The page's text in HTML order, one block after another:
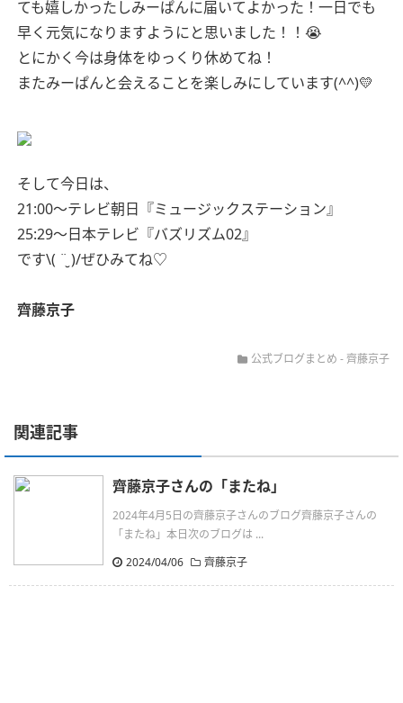
ても嬉しかったしみーぱんに届いてよかった！一日でも
早く元気になりますようにと思いました！！😭
とにかく今は身体をゆっくり休めてね！
またみーぱんと会えることを楽しみにしています(^^)💛
そして今日は、
21:00〜テレビ朝日『ミュージックステーション』
25:29〜日本テレビ『バズリズム02』
です\( ¨̮ )/ぜひみてね♡
齊藤京子
公式ブログまとめ -齊藤京子
関連記事
齊藤京子さんの「またね」
2024年4月5日の齊藤京子さんのブログ齊藤京子さんの
「またね」本日次のブログは ...
2024/04/06
齊藤京子